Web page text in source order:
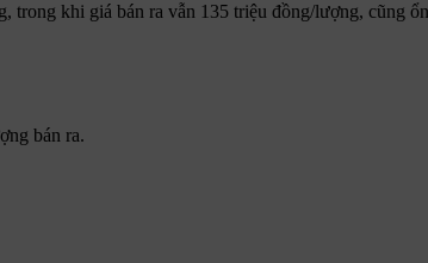
trong khi giá bán ra vẫn 135 triệu đồng/lượng, cũng
bán ra.